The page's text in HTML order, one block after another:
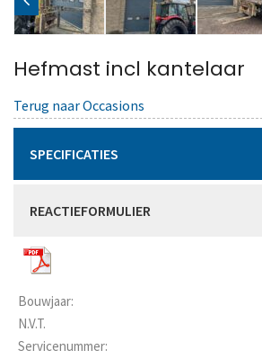
Hefmast incl kantelaar
Terug naar Occasions
SPECIFICATIES
REACTIEFORMULIER
Bouwjaar:
N.V.T.
Servicenummer: